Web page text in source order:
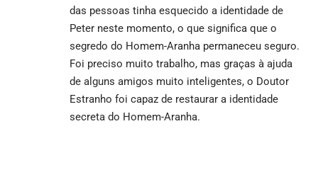
das pessoas tinha esquecido a identidade de
Peter neste momento, o que significa que o
segredo do Homem-Aranha permaneceu seguro.
Foi preciso muito trabalho, mas graças à ajuda
de alguns amigos muito inteligentes, o Doutor
Estranho foi capaz de restaurar a identidade
secreta do Homem-Aranha.